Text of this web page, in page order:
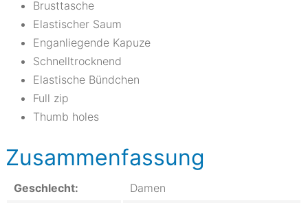
Brusttasche
Elastischer Saum
Enganliegende Kapuze
Schnelltrocknend
Elastische Bündchen
Full zip
Thumb holes
Zusammenfassung
Geschlecht: Damen